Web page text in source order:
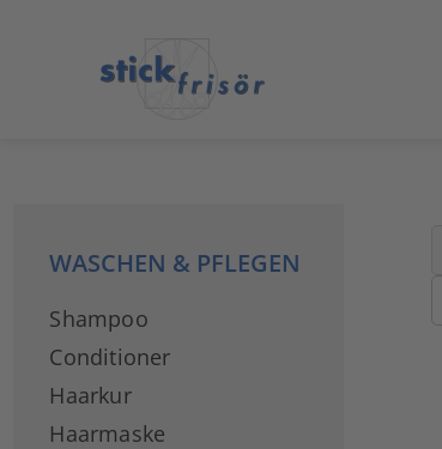
WASCHEN & PFLEGEN
Shampoo
Conditioner
Haarkur
Haarmaske